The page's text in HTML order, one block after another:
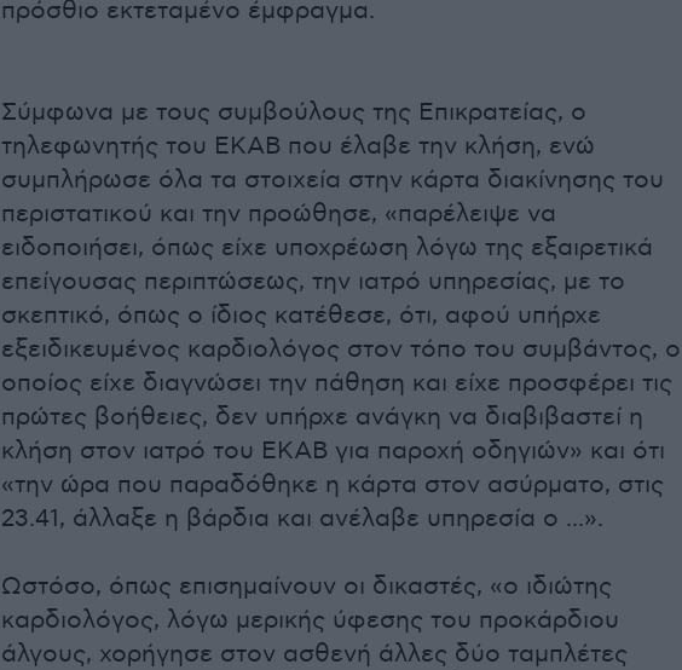
πρόσθιο εκτεταμένο έμφραγμα.
Σύμφωνα με τους συμβούλους της Επικρατείας, ο
τηλεφωνητής του ΕΚΑΒ που έλαβε την κλήση, ενώ
συμπλήρωσε όλα τα στοιχεία στην κάρτα διακίνησης του
περιστατικού και την προώθησε, «παρέλειψε να
ειδοποιήσει, όπως είχε υποχρέωση λόγω της εξαιρετικά
επείγουσας περιπτώσεως, την ιατρό υπηρεσίας, με το
σκεπτικό, όπως ο ίδιος κατέθεσε, ότι, αφού υπήρχε
εξειδικευμένος καρδιολόγος στον τόπο του συμβάντος, ο
οποίος είχε διαγνώσει την πάθηση και είχε προσφέρει τις
πρώτες βοήθειες, δεν υπήρχε ανάγκη να διαβιβαστεί η
κλήση στον ιατρό του ΕΚΑΒ για παροχή οδηγιών» και ότι
«την ώρα που παραδόθηκε η κάρτα στον ασύρματο, στις
23.41, άλλαξε η βάρδια και ανέλαβε υπηρεσία ο ...».
Ωστόσο, όπως επισημαίνουν οι δικαστές, «ο ιδιώτης
καρδιολόγος, λόγω μερικής ύφεσης του προκάρδιου
άλγους, χορήγησε στον ασθενή άλλες δύο ταμπλέτες